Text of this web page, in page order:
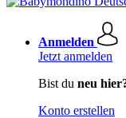
Anmelden
Jetzt anmelden
Bist du neu
Konto erstellen